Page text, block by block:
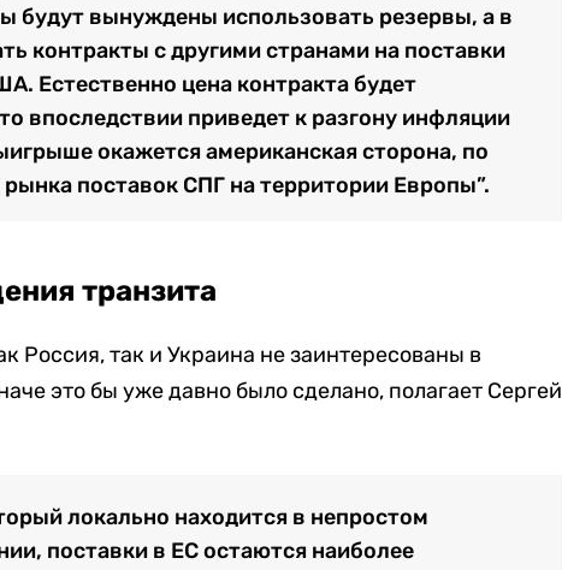
будут вынуждены использовать резервы, а в
контракты с другими странами на поставки
Естественно цена контракта будет
впоследствии приведет к разгону инфляции
окажется американская сторона, по
поставок СПГ на территории Европы”.
транзита
Россия, так и Украина не заинтересованы в
это бы уже давно было сделано, полагает Сергей
локально находится в непростом
поставки в ЕС остаются наиболее